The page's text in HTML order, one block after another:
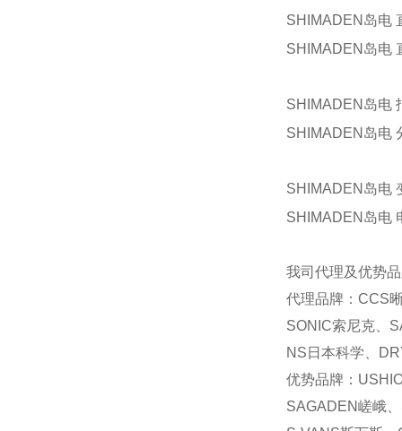
SHIMADEN岛电
SHIMADEN岛电
SHIMADEN岛电
SHIMADEN岛电
SHIMADEN岛电
SHIMADEN岛电
我司代理及优势
代理品牌：CCS
SONIC索尼克、
NS日本科学、
优势品牌：
SAGADEN嵯峨